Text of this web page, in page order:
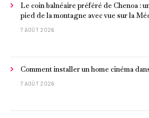
Le coin balnéaire préféré de Chenoa :
pied de la montagne avec vue sur la
poisson et criques isolées
7 AOÛT 2026
Comment installer un home cinéma
7 AOÛT 2026